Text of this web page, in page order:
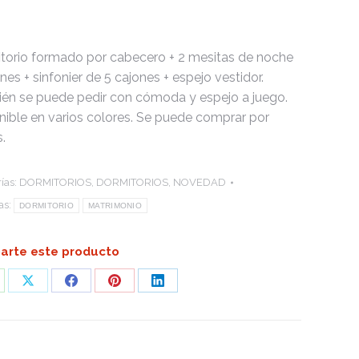
formado por cabecero + 2 mesitas de noche
+ sinfonier de 5 cajones + espejo vestidor.
se puede pedir con cómoda y espejo a juego.
en varios colores. Se puede comprar por
DORMITORIOS, DORMITORIOS, NOVEDAD
DORMITORIO MATRIMONIO
este producto
Share
Share
Share
Share